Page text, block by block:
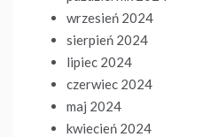
wrzesień 2024
sierpień 2024
lipiec 2024
czerwiec 2024
maj 2024
kwiecień 2024